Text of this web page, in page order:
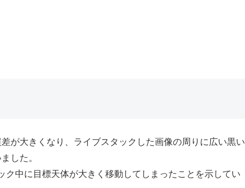
が大きくなり、ライブスタックした画像の周りに広い黒い
した。
ク中に目標天体が大きく移動してしまったことを示してい